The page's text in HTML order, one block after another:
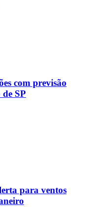
com previsão
SP
para ventos